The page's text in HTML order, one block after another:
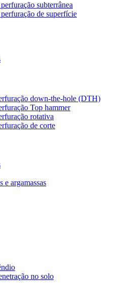
subterrânea
de superfície
down-the-hole (DTH)
Top hammer
rotativa
de corte
e argamassas
no solo